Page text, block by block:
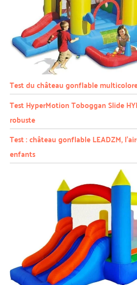
Test du château gonflable
Test HyperMotion Toboggan Slide
robuste
Test : château gonflable LEADZM,
enfants